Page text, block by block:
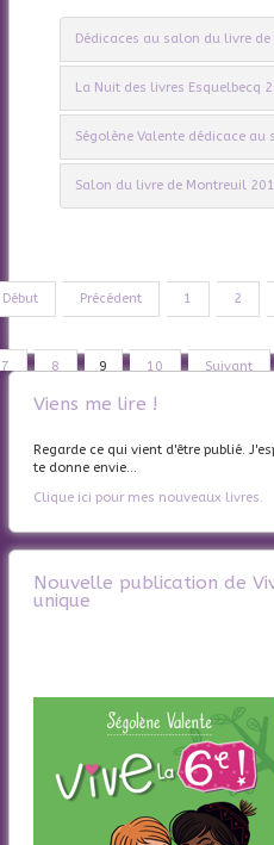
Dédicaces au salon du livre de
La Nuit des livres Esquelbecq
Ségolène Valente dédicace
Salon du livre de Montreuil
Début Précédent 1 2
7 8 9 10 Suivant
Viens me lire !
Regarde ce qui vient d'être publié.
te donne envie...
Clique ici pour mes nouveaux livres.
Nouvelle publication de
unique